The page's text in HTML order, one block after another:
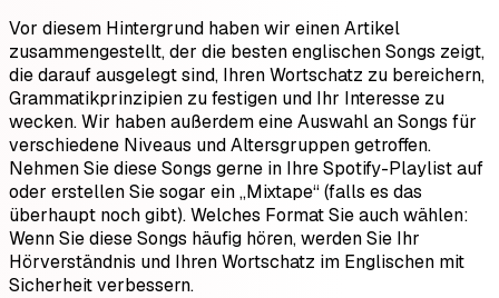
Vor diesem Hintergrund haben wir einen Artikel
zusammengestellt, der die besten englischen Songs zeigt,
die darauf ausgelegt sind, Ihren Wortschatz zu bereichern,
Grammatikprinzipien zu festigen und Ihr Interesse zu
wecken. Wir haben außerdem eine Auswahl an Songs für
verschiedene Niveaus und Altersgruppen getroffen.
Nehmen Sie diese Songs gerne in Ihre Spotify-Playlist auf
oder erstellen Sie sogar ein „Mixtape“ (falls es das
überhaupt noch gibt). Welches Format Sie auch wählen:
Wenn Sie diese Songs häufig hören, werden Sie Ihr
Hörverständnis und Ihren Wortschatz im Englischen mit
Sicherheit verbessern.